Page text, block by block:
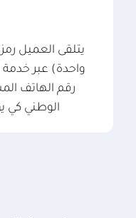
واحدة) عبر خدمة
رقم الهاتف
الوطني كي